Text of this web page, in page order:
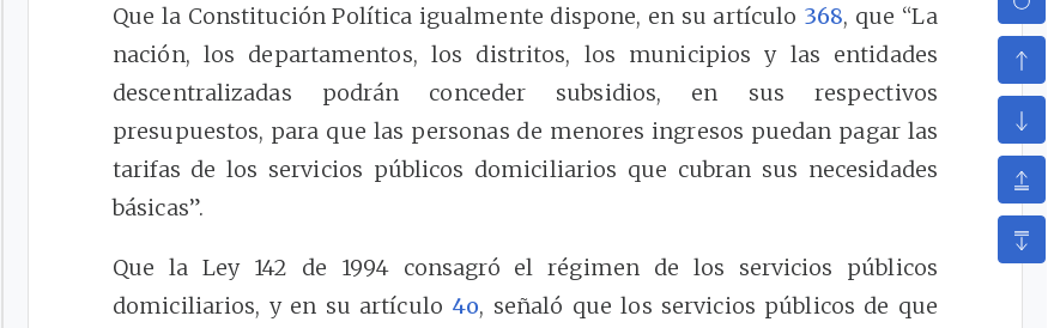
Que la Constitución Política igualmente dispone, en su artículo 368, que “La
nación, los departamentos, los distritos, los municipios y las entidades
descentralizadas podrán conceder subsidios, en sus respectivos
presupuestos, para que las personas de menores ingresos puedan pagar las
tarifas de los servicios públicos domiciliarios que cubran sus necesidades
básicas”.
Que la Ley 142 de 1994 consagró el régimen de los servicios públicos
domiciliarios, y en su artículo 4o, señaló que los servicios públicos de que